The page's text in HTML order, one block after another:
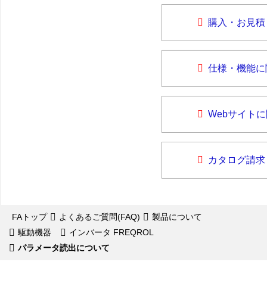
購入・お見
仕様・機能
Webサイト
カタログ請求
FAトップ よくあるご質問(FAQ)
製品について
駆動機器
インバータ FREQROL
パラメータ読出について